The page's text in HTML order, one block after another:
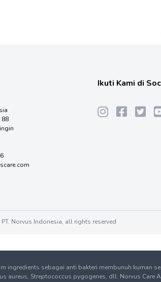
88
Ikuti Kami di
Norvus Indonesia, all rights reserved
ingredients sebagai anti bakteri membunuh kuman
Streptococcus pygogenes, dll. Norvus